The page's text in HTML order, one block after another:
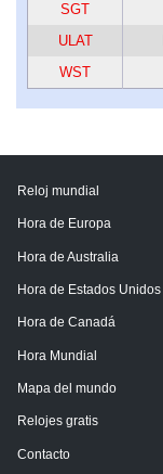
SGT
ULAT
WST
Reloj mundial
Hora de Europa
Hora de Australia
Hora de Estados Unidos
Hora de Canadá
Hora Mundial
Mapa del mundo
Relojes gratis
Contacto